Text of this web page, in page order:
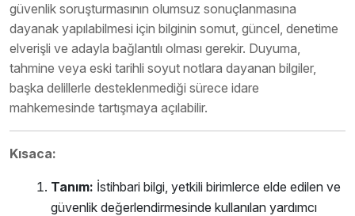
güvenlik soruşturmasının olumsuz sonuçlanmasına
dayanak yapılabilmesi için bilginin somut, güncel, denetime
elverişli ve adayla bağlantılı olması gerekir. Duyuma,
tahmine veya eski tarihli soyut notlara dayanan bilgiler,
başka delillerle desteklenmediği sürece idare
mahkemesinde tartışmaya açılabilir.
Kısaca:
Tanım: İstihbari bilgi, yetkili birimlerce elde edilen ve
güvenlik değerlendirmesinde kullanılan yardımcı